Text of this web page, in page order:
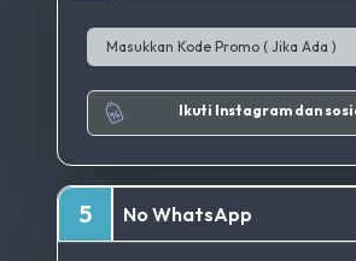
Ikuti
5 No WhatsApp